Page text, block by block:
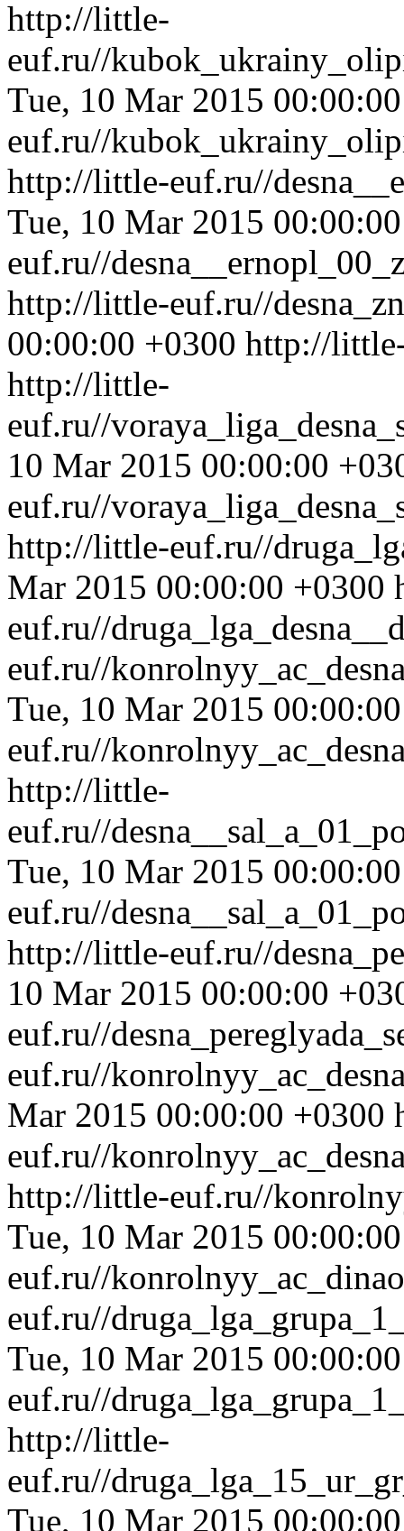
http://little-
euf.ru//
Tue, 10 Mar 2015
euf.ru//
http://little-euf.ru//
Tue, 10 Mar 2015
euf.ru//
http://little-euf.ru//
00:00:00 +0300 http://
http://little-
euf.ru//
10 Mar 2015 00:00:00
euf.ru//
http://little-euf.ru//
Mar 2015 00:00:00 +0300
euf.ru//
euf.ru//
Tue, 10 Mar 2015
euf.ru//
http://little-
euf.ru//
Tue, 10 Mar 2015
euf.ru//
http://little-euf.ru//
10 Mar 2015 00:00:00
euf.ru//
euf.ru//
Mar 2015 00:00:00 +0300
euf.ru//
http://little-euf.ru//
Tue, 10 Mar 2015
euf.ru//
euf.ru//
Tue, 10 Mar 2015
euf.ru//
http://little-
euf.ru//
Tue, 10 Mar 2015